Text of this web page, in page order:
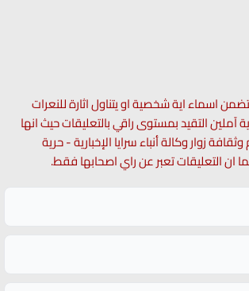
اسماء اية شخصية او يتناول اثارة للنعرات
آملين التقيد بمستوى راقي بالتعليقات حيث انها
زوار وكالة أنباء سرايا الإخبارية - حرية
ان التعليقات تعبر عن راي اصحابها فقط.